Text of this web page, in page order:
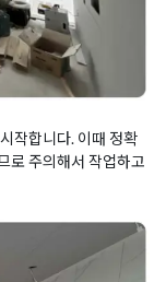
작합니다. 이때 정확
로 주의해서 작업하고